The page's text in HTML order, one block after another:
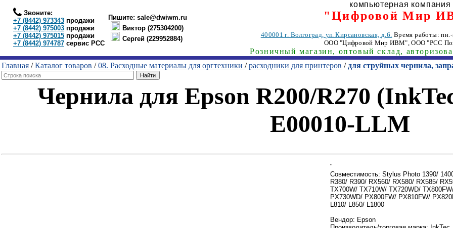
Звоните:
+7 (8442) 973343 продажи
+7 (8442) 975003 продажи
+7 (8442) 975015 продажи
+7 (8442) 974787 сервис РСС
Пишите: sale@dwiwm.ru
Виктор (275304200)
Сергей (229952884)
компьютерная компания
"Цифровой Мир
400001г. Волгоград, ул. Кирсановская, д.6. Время работы: пн.-
ООО "Цифровой Мир ИВМ", ООО "РСС
Розничный магазин, оптовый склад,
Главная /Каталог товаров /08. Расходные материалы для оргтехники /расходники для принтеров / для струйных чернила,
Чернила для Epson R200/R270
E00010-LLM
"
Совместимость: Stylus Photo 1390/
R380/ R390/ RX560/ RX580/ RX585/
TX700W/ TX710W/ TX720WD/
PX730WD/ PX800FW/ PX810FW/
L810/ L850/ L1800
Вендор: Epson